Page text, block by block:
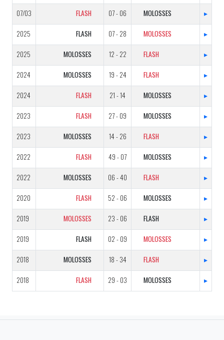
07/03
FLASH 07 - 06 MOLOSSES ▸
2025 FLASH 07 - 28 MOLOSSES ▸
2025 MOLOSSES 12 - 22 FLASH ▸
2024 MOLOSSES 19 - 24 FLASH ▸
2024 FLASH 21 - 14 MOLOSSES ▸
2023 FLASH 27 - 09 MOLOSSES ▸
2023 MOLOSSES 14 - 26 FLASH ▸
2022 FLASH 49 - 07 MOLOSSES ▸
2022 MOLOSSES 06 - 40 FLASH ▸
2020 FLASH 52 - 06 MOLOSSES ▸
2019 MOLOSSES 23 - 06 FLASH ▸
2019 FLASH 02 - 09 MOLOSSES ▸
2018 MOLOSSES 18 - 34 FLASH ▸
2018 FLASH 29 - 03 MOLOSSES ▸